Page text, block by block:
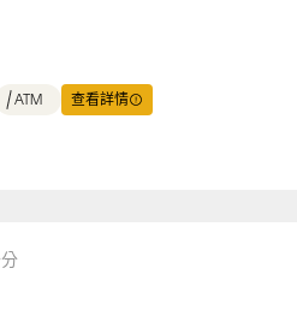
ATM 查看詳情